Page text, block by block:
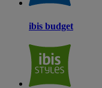
ibis budget